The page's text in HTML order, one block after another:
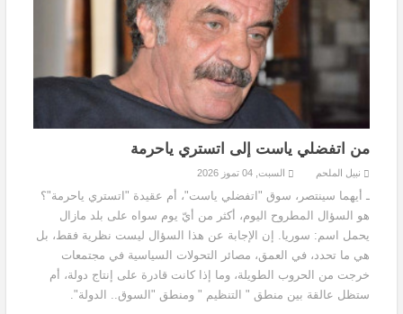
من اتفضلي ياست إلى اتستري ياحرمة
نبيل الملحم السبت, 04 تموز 2026
ـ أيهما سينتصر، سوق "اتفضلي ياست"، أم عقيدة "اتستري ياحرمة"؟
هو السؤال المطروح اليوم، أكثر من أيّ يوم سواه على بلد مازال
يحمل اسم: سوريا. إن الإجابة عن هذا السؤال ليست نظرية فقط، بل
هي ما تحدد، في العمق، مصائر التحولات السياسية في مجتمعات
خرجت من الحروب الطويلة، وما إذا كانت قادرة على إنتاج دولة، أم
ستظل عالقة بين منطق " التنظيم " ومنطق "السوق.. الدولة".